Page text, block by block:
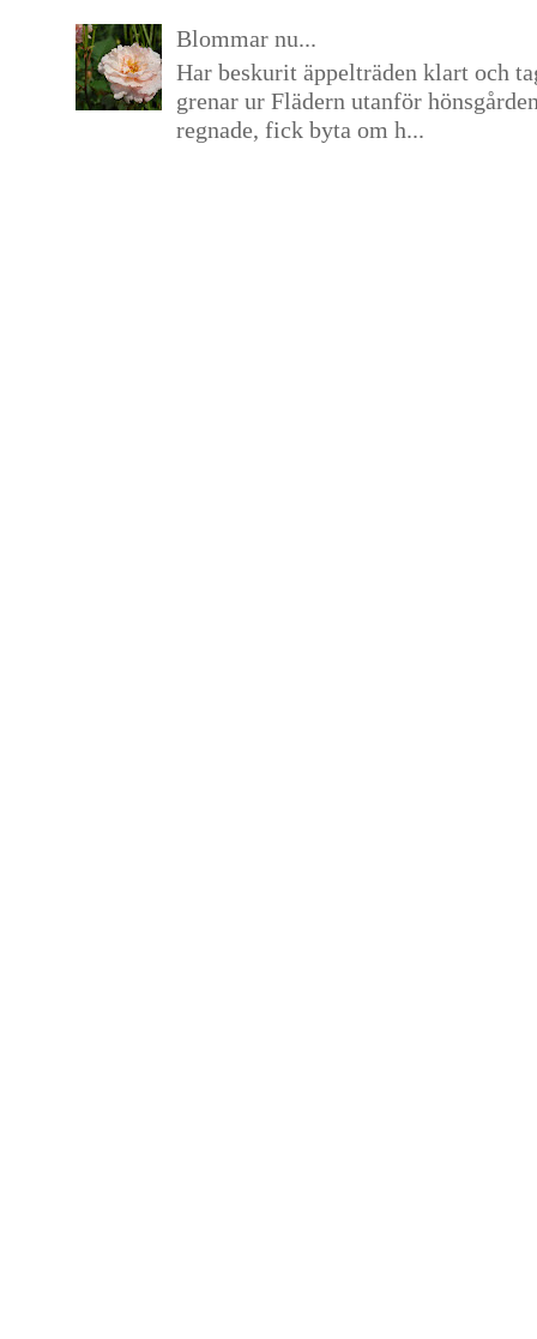
Blommar nu...
Har beskurit äppelträden klart och
grenar ur Flädern utanför
regnade, fick byta om h...